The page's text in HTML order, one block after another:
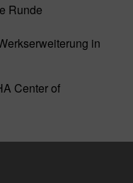
Runde
in
Center of